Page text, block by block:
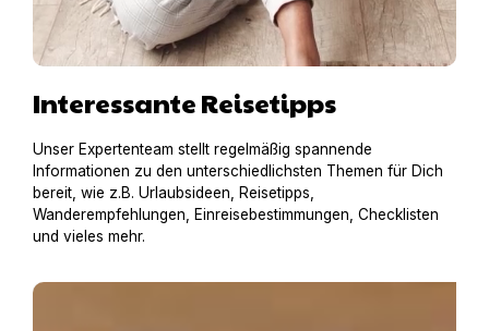
Interessante Reisetipps
Unser Expertenteam stellt regelmäßig spannende
Informationen zu den unterschiedlichsten Themen für Dich
bereit, wie z.B. Urlaubsideen, Reisetipps,
Wanderempfehlungen, Einreisebestimmungen, Checklisten
und vieles mehr.
La Dolce Vita - leben, träumen und genießen in der